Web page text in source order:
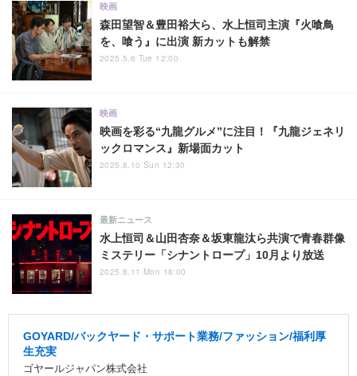
森田望智＆豊田裕大ら、水上恒司主演『火喰鳥
を、喰う』に出演 新カットも解禁
映画
2025.5.6 Tue 12:00
映画を彩る“九龍グルメ”に注目！『九龍ジェネリ
ックロマンス』新場面カット
映画
2025.8.10 Sun 12:30
水上恒司＆山田杏奈＆坂東龍汰ら共演で青春群像
ミステリー「シナントロープ」10月より放送
最新ニュース
2025.8.11 Mon 18:00
GOYARD/バックヤード・サポート業務/ファッション/福利厚
生充実
ゴヤールジャパン株式会社